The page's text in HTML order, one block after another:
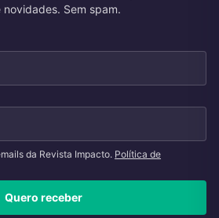
Sem spam.
da Revista Impacto. Política de
Quero receber